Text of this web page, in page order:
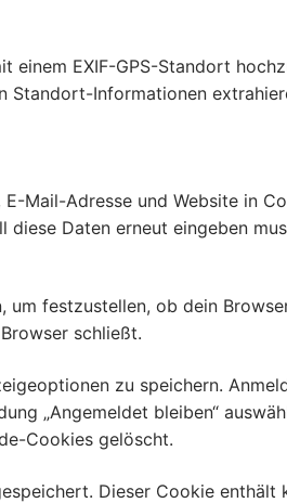
einem EXIF-GPS-Standort
Standort-Informationen
Mail-Adresse und Website in
Daten erneut eingeben
um festzustellen, ob dein
schließt.
zu speichern.
„Angemeldet bleiben“
Cookies gelöscht.
Dieser Cookie enthält